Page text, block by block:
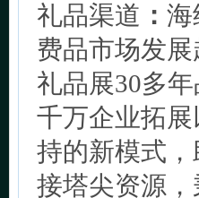
礼品渠道 ： 海
费品市场发
礼品展30多
千万企业拓
持的新模式
接塔尖资源